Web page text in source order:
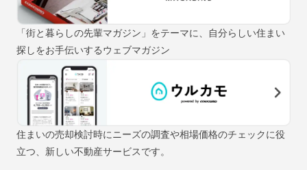
「街と暮らしの先輩マガジン」をテーマに、自分らしい住まい
探しをお手伝いするウェブマガジン
住まいの売却検討時にニーズの調査や相場価格のチェックに役
立つ、新しい不動産サービスです。